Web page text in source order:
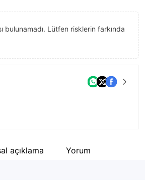
bulunamadı. Lütfen risklerin farkında
açıklama Yorum